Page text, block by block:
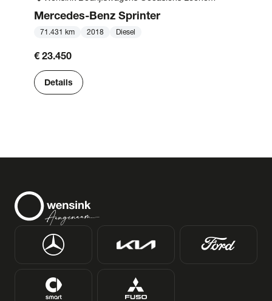
Mercedes-Benz Sprinter
71.431 km 2018 Diesel
€ 23.450
Details